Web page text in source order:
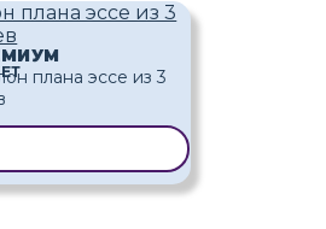
плана эссе из 3